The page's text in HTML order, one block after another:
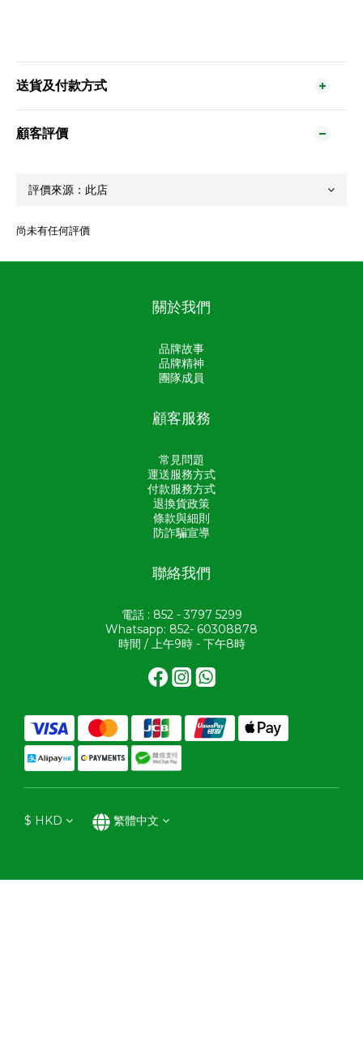
送貨及付款方式
顧客評價
尚未有任何評價
關於我們
品牌故事
品牌精神
團隊成員
顧客服務
常見問題
運送服務方式
付款服務方式
退換貨政策
條款與細則
防詐騙宣導
聯絡我們
電話 : 852 - 3797 5299
Whatsapp: 852- 60308878
時間 / 上午9時 - 下午8時
$ HKD 繁體中文